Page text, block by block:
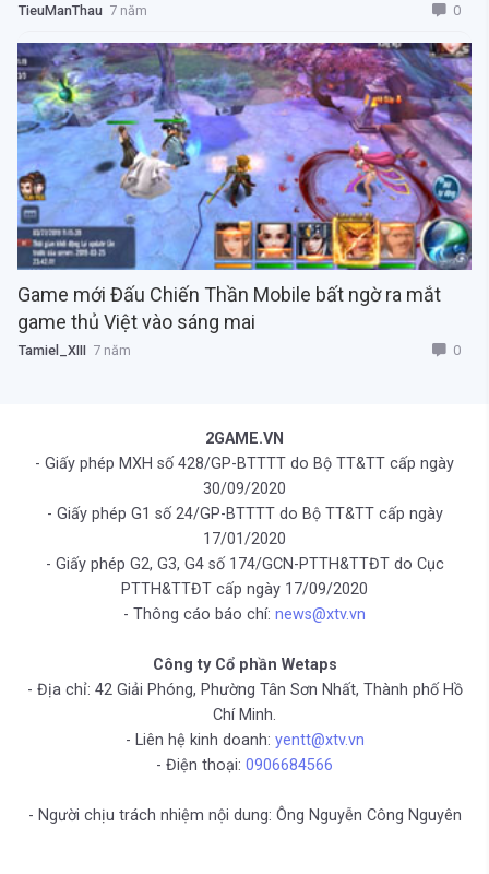
TieuManThau 7 năm 0
Game mới Đấu Chiến Thần Mobile bất ngờ ra mắt
game thủ Việt vào sáng mai
Tamiel_XIII 7 năm 0
2GAME.VN
- Giấy phép MXH số 428/GP-BTTTT do Bộ TT&TT cấp ngày
30/09/2020
- Giấy phép G1 số 24/GP-BTTTT do Bộ TT&TT cấp ngày
17/01/2020
- Giấy phép G2, G3, G4 số 174/GCN-PTTH&TTĐT do Cục
PTTH&TTĐT cấp ngày 17/09/2020
- Thông cáo báo chí: news@xtv.vn
Công ty Cổ phần Wetaps
- Địa chỉ: 42 Giải Phóng, Phường Tân Sơn Nhất, Thành phố Hồ
Chí Minh.
- Liên hệ kinh doanh: yentt@xtv.vn
- Điện thoại: 0906684566
- Người chịu trách nhiệm nội dung: Ông Nguyễn Công Nguyên